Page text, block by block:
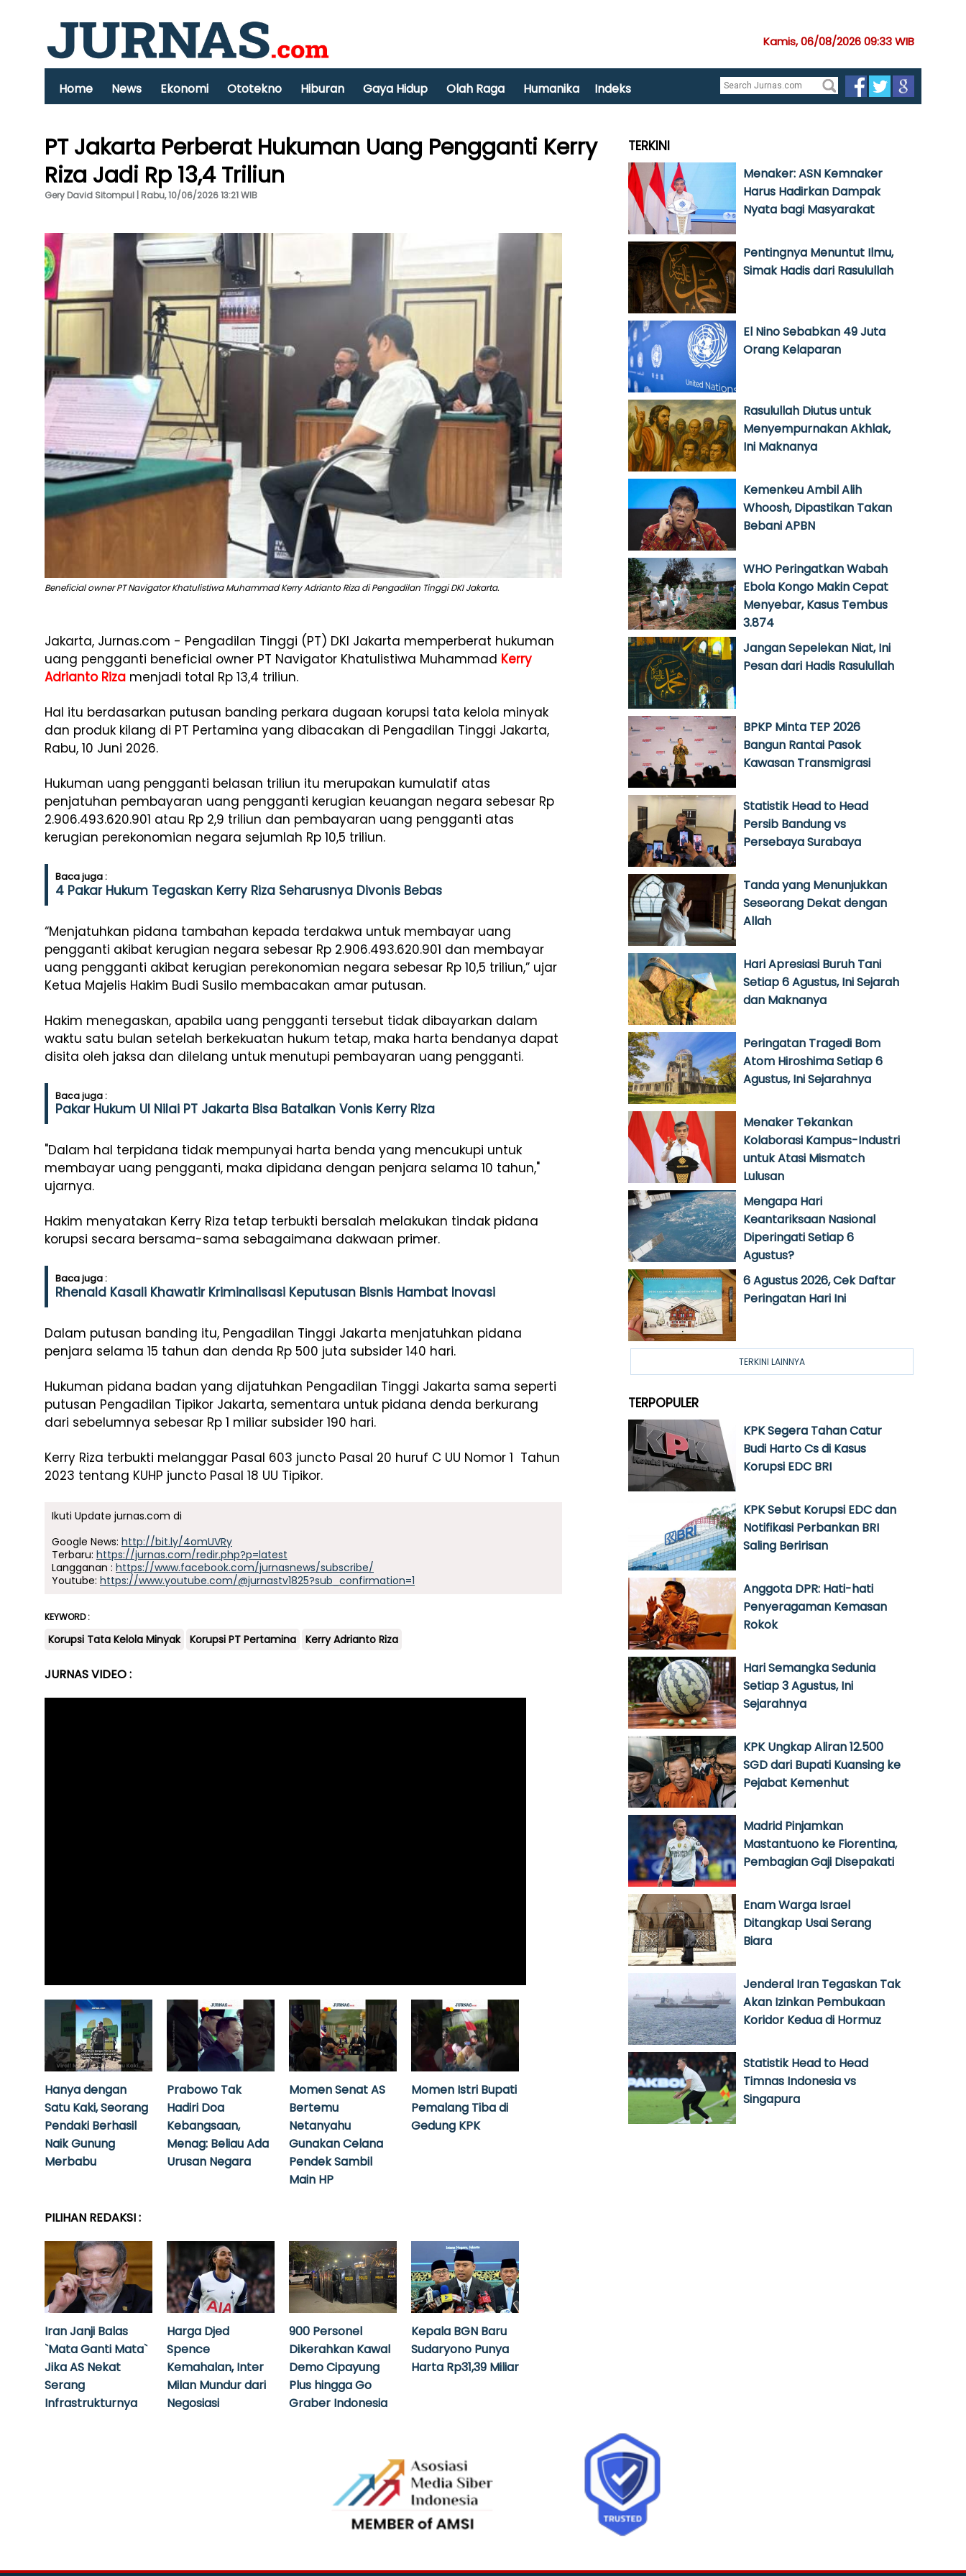
Kamis, 06/08/2026 09:33 WIB
Home News Ekonomi Ototekno Hiburan Gaya Hidup Olah Raga Humanika Indeks
PT Jakarta Perberat Hukuman Uang Pengganti Kerry
Riza Jadi Rp 13,4 Triliun
Gery David Sitompul | Rabu, 10/06/2026 13:21 WIB
Beneficial owner PT Navigator Khatulistiwa Muhammad Kerry Adrianto Riza di Pengadilan Tinggi DKI Jakarta.
Jakarta, Jurnas.com - Pengadilan Tinggi (PT) DKI Jakarta memperberat hukuman
uang pengganti beneficial owner PT Navigator Khatulistiwa Muhammad Kerry
Adrianto Riza menjadi total Rp 13,4 triliun.
Hal itu berdasarkan putusan banding perkara dugaan korupsi tata kelola minyak
dan produk kilang di PT Pertamina yang dibacakan di Pengadilan Tinggi Jakarta,
Rabu, 10 Juni 2026.
Hukuman uang pengganti belasan triliun itu merupakan kumulatif atas
penjatuhan pembayaran uang pengganti kerugian keuangan negara sebesar Rp
2.906.493.620.901 atau Rp 2,9 triliun dan pembayaran uang pengganti atas
kerugian perekonomian negara sejumlah Rp 10,5 triliun.
Baca juga :
4 Pakar Hukum Tegaskan Kerry Riza Seharusnya Divonis Bebas
“Menjatuhkan pidana tambahan kepada terdakwa untuk membayar uang
pengganti akibat kerugian negara sebesar Rp 2.906.493.620.901 dan membayar
uang pengganti akibat kerugian perekonomian negara sebesar Rp 10,5 triliun,” ujar
Ketua Majelis Hakim Budi Susilo membacakan amar putusan.
Hakim menegaskan, apabila uang pengganti tersebut tidak dibayarkan dalam
waktu satu bulan setelah berkekuatan hukum tetap, maka harta bendanya dapat
disita oleh jaksa dan dilelang untuk menutupi pembayaran uang pengganti.
Baca juga :
Pakar Hukum UI Nilai PT Jakarta Bisa Batalkan Vonis Kerry Riza
"Dalam hal terpidana tidak mempunyai harta benda yang mencukupi untuk
membayar uang pengganti, maka dipidana dengan penjara selama 10 tahun,"
ujarnya.
Hakim menyatakan Kerry Riza tetap terbukti bersalah melakukan tindak pidana
korupsi secara bersama-sama sebagaimana dakwaan primer.
Baca juga :
Rhenald Kasali Khawatir Kriminalisasi Keputusan Bisnis Hambat Inovasi
Dalam putusan banding itu, Pengadilan Tinggi Jakarta menjatuhkan pidana
penjara selama 15 tahun dan denda Rp 500 juta subsider 140 hari.
Hukuman pidana badan yang dijatuhkan Pengadilan Tinggi Jakarta sama seperti
putusan Pengadilan Tipikor Jakarta, sementara untuk pidana denda berkurang
dari sebelumnya sebesar Rp 1 miliar subsider 190 hari.
Kerry Riza terbukti melanggar Pasal 603 juncto Pasal 20 huruf C UU Nomor 1 Tahun
2023 tentang KUHP juncto Pasal 18 UU Tipikor.
Ikuti Update jurnas.com di
Google News: http://bit.ly/4omUVRy
Terbaru: https://jurnas.com/redir.php?p=latest
Langganan : https://www.facebook.com/jurnasnews/subscribe/
Youtube: https://www.youtube.com/@jurnastv1825?sub_confirmation=1
KEYWORD :
Korupsi Tata Kelola Minyak Korupsi PT Pertamina Kerry Adrianto Riza
JURNAS VIDEO :
Hanya dengan
Satu Kaki, Seorang
Pendaki Berhasil
Naik Gunung
Merbabu
Prabowo Tak
Hadiri Doa
Kebangsaan,
Menag: Beliau Ada
Urusan Negara
Momen Senat AS
Bertemu
Netanyahu
Gunakan Celana
Pendek Sambil
Main HP
Momen Istri Bupati
Pemalang Tiba di
Gedung KPK
PILIHAN REDAKSI :
Iran Janji Balas
`Mata Ganti Mata`
Jika AS Nekat
Serang
Infrastrukturnya
Harga Djed
Spence
Kemahalan, Inter
Milan Mundur dari
Negosiasi
900 Personel
Dikerahkan Kawal
Demo Cipayung
Plus hingga Go
Graber Indonesia
Kepala BGN Baru
Sudaryono Punya
Harta Rp31,39 Miliar
TERKINI
Menaker: ASN Kemnaker
Harus Hadirkan Dampak
Nyata bagi Masyarakat
Pentingnya Menuntut Ilmu,
Simak Hadis dari Rasulullah
El Nino Sebabkan 49 Juta
Orang Kelaparan
Rasulullah Diutus untuk
Menyempurnakan Akhlak,
Ini Maknanya
Kemenkeu Ambil Alih
Whoosh, Dipastikan Takan
Bebani APBN
WHO Peringatkan Wabah
Ebola Kongo Makin Cepat
Menyebar, Kasus Tembus
3.874
Jangan Sepelekan Niat, Ini
Pesan dari Hadis Rasulullah
BPKP Minta TEP 2026
Bangun Rantai Pasok
Kawasan Transmigrasi
Statistik Head to Head
Persib Bandung vs
Persebaya Surabaya
Tanda yang Menunjukkan
Seseorang Dekat dengan
Allah
Hari Apresiasi Buruh Tani
Setiap 6 Agustus, Ini Sejarah
dan Maknanya
Peringatan Tragedi Bom
Atom Hiroshima Setiap 6
Agustus, Ini Sejarahnya
Menaker Tekankan
Kolaborasi Kampus-Industri
untuk Atasi Mismatch
Lulusan
Mengapa Hari
Keantariksaan Nasional
Diperingati Setiap 6
Agustus?
6 Agustus 2026, Cek Daftar
Peringatan Hari Ini
TERKINI LAINNYA
TERPOPULER
KPK Segera Tahan Catur
Budi Harto Cs di Kasus
Korupsi EDC BRI
KPK Sebut Korupsi EDC dan
Notifikasi Perbankan BRI
Saling Beririsan
Anggota DPR: Hati-hati
Penyeragaman Kemasan
Rokok
Hari Semangka Sedunia
Setiap 3 Agustus, Ini
Sejarahnya
KPK Ungkap Aliran 12.500
SGD dari Bupati Kuansing ke
Pejabat Kemenhut
Madrid Pinjamkan
Mastantuono ke Fiorentina,
Pembagian Gaji Disepakati
Enam Warga Israel
Ditangkap Usai Serang
Biara
Jenderal Iran Tegaskan Tak
Akan Izinkan Pembukaan
Koridor Kedua di Hormuz
Statistik Head to Head
Timnas Indonesia vs
Singapura